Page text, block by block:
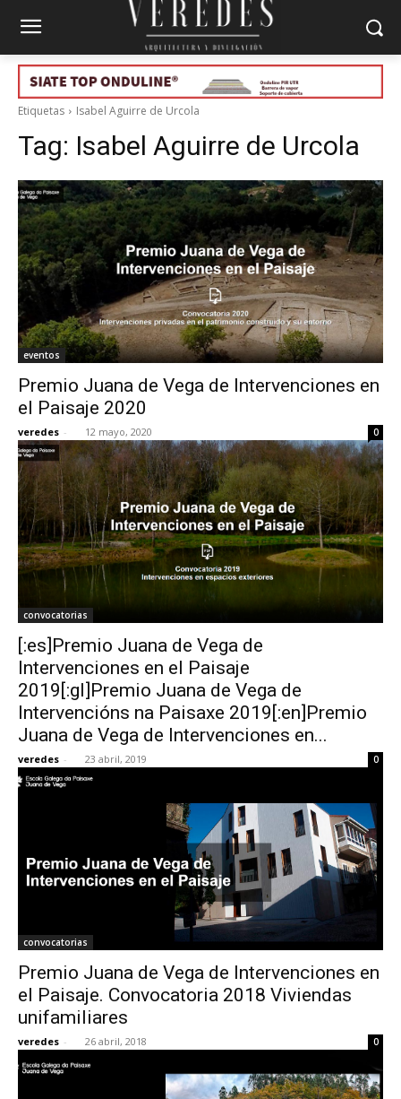
Etiquetas Isabel Aguirre de Urcola
Tag: Isabel Aguirre de Urcola
eventos
Premio Juana de Vega de Intervenciones en
el Paisaje 2020
veredes - 12 mayo, 2020 0
convocatorias
[:es]Premio Juana de Vega de
Intervenciones en el Paisaje
2019[:gl]Premio Juana de Vega de
Intervencións na Paisaxe 2019[:en]Premio
Juana de Vega de Intervenciones en...
veredes - 23 abril, 2019 0
convocatorias
Premio Juana de Vega de Intervenciones en
el Paisaje. Convocatoria 2018 Viviendas
unifamiliares
veredes - 26 abril, 2018 0